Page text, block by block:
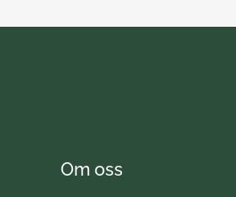
Om oss